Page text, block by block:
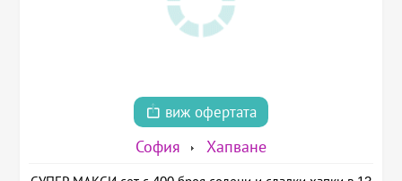
виж офертата
София Хапване